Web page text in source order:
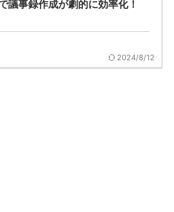
議事録作成が劇的に効率化！
2024/8/12